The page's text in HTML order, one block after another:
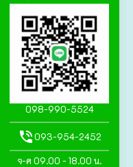
098-990-5524
093-954-2452
จ-ศ 09.00 - 18.00 น.